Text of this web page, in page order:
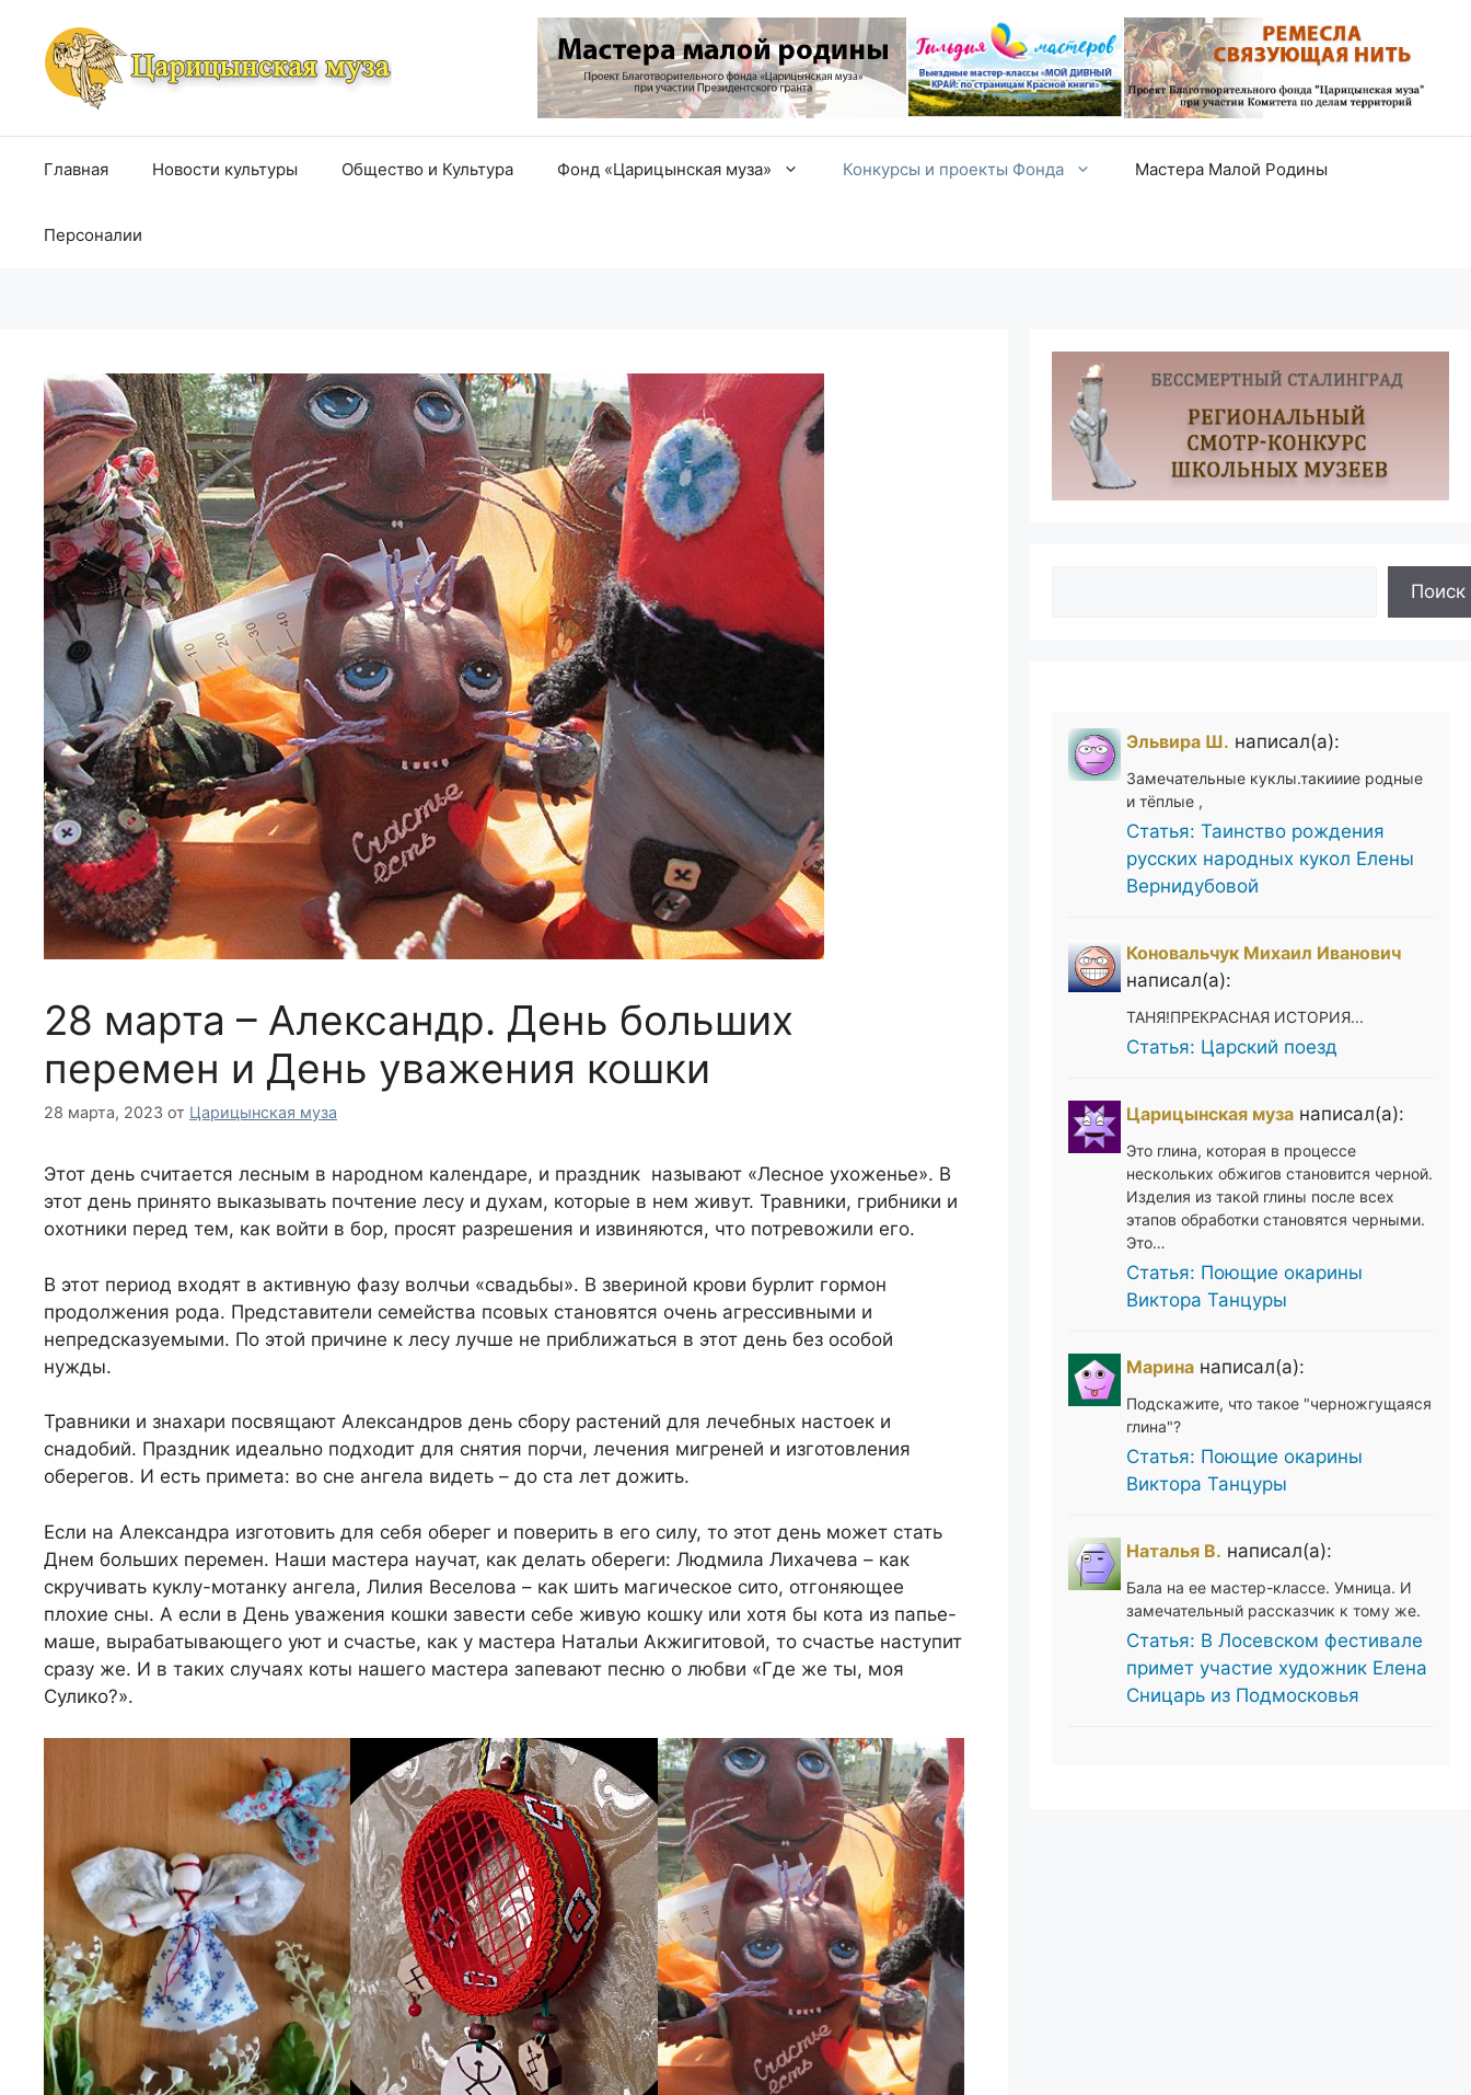
содержимому
Главная Новости культуры Общество и Культура Фонд «Царицынская муза» Конкурсы и проекты Фонда Мастера Малой Родины
Персоналии
28 марта – Александр. День больших
перемен и День уважения кошки
28 марта, 2023 от Царицынская муза
Этот день считается лесным в народном календаре, и праздник называют «Лесное ухоженье». В
этот день принято выказывать почтение лесу и духам, которые в нем живут. Травники, грибники и
охотники перед тем, как войти в бор, просят разрешения и извиняются, что потревожили его.
В этот период входят в активную фазу волчьи «свадьбы». В звериной крови бурлит гормон
продолжения рода. Представители семейства псовых становятся очень агрессивными и
непредсказуемыми. По этой причине к лесу лучше не приближаться в этот день без особой
нужды.
Травники и знахари посвящают Александров день сбору растений для лечебных настоек и
снадобий. Праздник идеально подходит для снятия порчи, лечения мигреней и изготовления
оберегов. И есть примета: во сне ангела видеть – до ста лет дожить.
Если на Александра изготовить для себя оберег и поверить в его силу, то этот день может стать
Днем больших перемен. Наши мастера научат, как делать обереги: Людмила Лихачева – как
скручивать куклу-мотанку ангела, Лилия Веселова – как шить магическое сито, отгоняющее
плохие сны. А если в День уважения кошки завести себе живую кошку или хотя бы кота из папье-
маше, вырабатывающего уют и счастье, как у мастера Натальи Акжигитовой, то счастье наступит
сразу же. И в таких случаях коты нашего мастера запевают песню о любви «Где же ты, моя
Сулико?».
Поиск
Эльвира Ш. написал(а):
Замечательные куклы.такииие родные
и тёплые ,
Статья: Таинство рождения
русских народных кукол Елены
Вернидубовой
Коновальчук Михаил Иванович
написал(а):
ТАНЯ!ПРЕКРАСНАЯ ИСТОРИЯ...
Статья: Царский поезд
Царицынская музанаписал(а):
Это глина, которая в процессе
нескольких обжигов становится черной.
Изделия из такой глины после всех
этапов обработки становятся черными.
Это…
Статья: Поющие окарины
Виктора Танцуры
Маринанаписал(а):
Подскажите, что такое "черножгущаяся
глина"?
Статья: Поющие окарины
Виктора Танцуры
Наталья В. написал(а):
Бала на ее мастер-классе. Умница. И
замечательный рассказчик к тому же.
Статья: В Лосевском фестивале
примет участие художник Елена
Сницарь из Подмосковья